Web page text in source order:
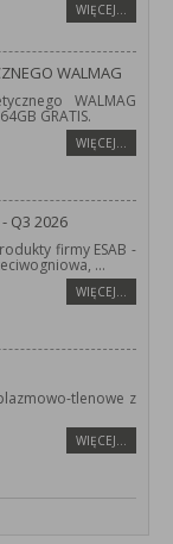
WIĘCEJ…
WALMAG
WALMAG
GRATIS.
WIĘCEJ…
- Q3 2026
firmy ESAB -
...
WIĘCEJ…
tlenowe z
WIĘCEJ…